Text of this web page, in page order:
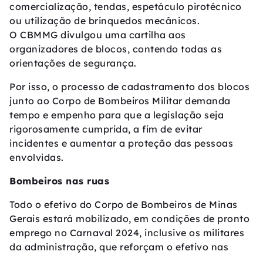
comercialização, tendas, espetáculo pirotécnico
ou utilização de brinquedos mecânicos.
O CBMMG divulgou uma cartilha aos
organizadores de blocos, contendo todas as
orientações de segurança.
Por isso, o processo de cadastramento dos blocos
junto ao Corpo de Bombeiros Militar demanda
tempo e empenho para que a legislação seja
rigorosamente cumprida, a fim de evitar
incidentes e aumentar a proteção das pessoas
envolvidas.
Bombeiros nas ruas
Todo o efetivo do Corpo de Bombeiros de Minas
Gerais estará mobilizado, em condições de pronto
emprego no Carnaval 2024, inclusive os militares
da administração, que reforçam o efetivo nas